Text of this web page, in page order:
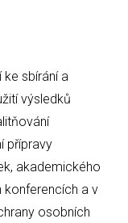
ke sbírání a
výsledků
přípravy
akademického
konferencích a v
osobních